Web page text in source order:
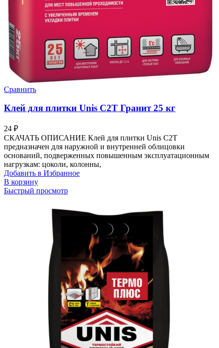
Сравнить
Клей для плитки Unis C2T Гранит 25 кг
24 ₽
СКАЧАТЬ ОПИСАНИЕ Клей для плитки Unis C2T
предназначен для наружной и внутренней облицовки
оснований, подверженных повышенным эксплуатационным
нагрузкам: цоколи, колонны,
Добавить в Избранное
В корзину
Быстрый просмотр